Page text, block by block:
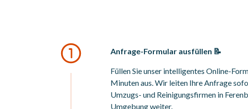
Anfrage-Formular ausfüllen 📝
Füllen Sie unser intelligentes Online-
Minuten aus. Wir leiten Ihre Anfrage
Umzugs- und Reinigungsfirmen in
Umgebung weiter.